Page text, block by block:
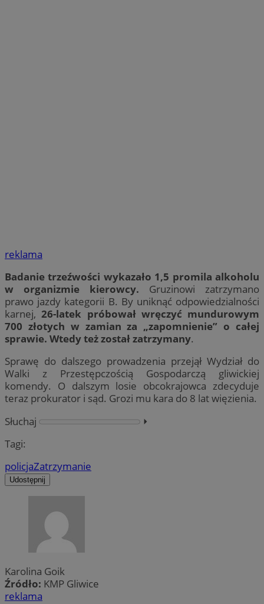
reklama
Badanie trzeźwości wykazało 1,5 promila alkoholu
w organizmie kierowcy. Gruzinowi zatrzymano
prawo jazdy kategorii B. By uniknąć odpowiedzialności
karnej,26-latek próbował wręczyć mundurowym
700 złotych w zamian za „zapomnienie” o całej
sprawie. Wtedy też został zatrzymany.
Sprawę do dalszego prowadzenia przejął Wydział do
Walki z Przestępczością Gospodarczą gliwickiej
komendy. O dalszym losie obcokrajowca zdecyduje
teraz prokurator i sąd. Grozi mu kara do 8 lat więzienia.
Słuchaj
⏵︎
Tagi:
policjaZatrzymanie
Udostępnij
Karolina Goik
Źródło: KMP Gliwice
reklama